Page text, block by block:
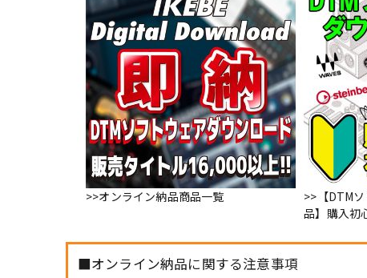
>>オンライン納品商品一覧
>>【DTM
品】購入初
■オンライン納品に関する注意事項